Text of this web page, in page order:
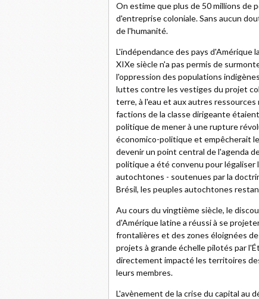
On estime que plus de 50 millions de
d'entreprise coloniale. Sans aucun
de l'humanité.
L'indépendance des pays d'Amérique
XIXe siècle n'a pas permis de
l'oppression des populations
luttes contre les vestiges du projet
terre, à l'eau et aux autres
factions de la classe dirigeante
politique de mener à une rupture
économico-politique et empêcherait
devenir un point central de l'agenda
politique a été convenu pour
autochtones - soutenues par la
Brésil, les peuples autochtones
Au cours du vingtième siècle, le
d'Amérique latine a réussi à se
frontalières et des zones éloignées
projets à grande échelle pilotés par
directement impacté les territoires
leurs membres.
L'avènement de la crise du capital au